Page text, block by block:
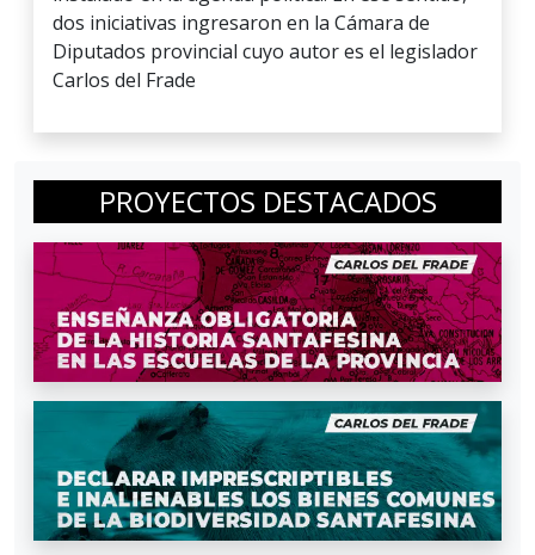
dos iniciativas ingresaron en la Cámara de
Diputados provincial cuyo autor es el legislador
Carlos del Frade
PROYECTOS DESTACADOS